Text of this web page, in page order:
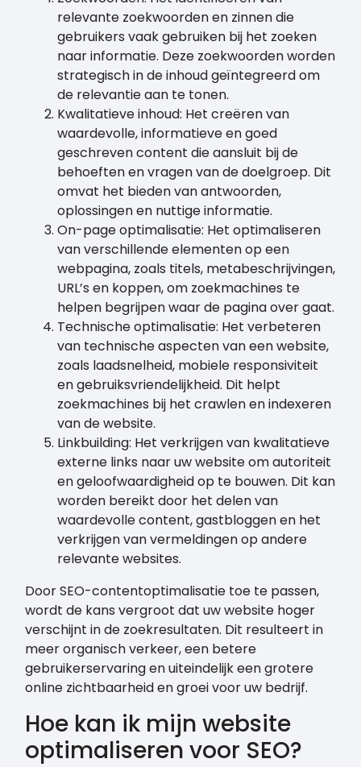
relevante zoekwoorden en zinnen die
gebruikers vaak gebruiken bij het zoeken
naar informatie. Deze zoekwoorden worden
strategisch in de inhoud geïntegreerd om
de relevantie aan te tonen.
Kwalitatieve inhoud: Het creëren van
waardevolle, informatieve en goed
geschreven content die aansluit bij de
behoeften en vragen van de doelgroep. Dit
omvat het bieden van antwoorden,
oplossingen en nuttige informatie.
On-page optimalisatie: Het optimaliseren
van verschillende elementen op een
webpagina, zoals titels, metabeschrijvingen,
URL’s en koppen, om zoekmachines te
helpen begrijpen waar de pagina over gaat.
Technische optimalisatie: Het verbeteren
van technische aspecten van een website,
zoals laadsnelheid, mobiele responsiviteit
en gebruiksvriendelijkheid. Dit helpt
zoekmachines bij het crawlen en indexeren
van de website.
Linkbuilding: Het verkrijgen van kwalitatieve
externe links naar uw website om autoriteit
en geloofwaardigheid op te bouwen. Dit kan
worden bereikt door het delen van
waardevolle content, gastbloggen en het
verkrijgen van vermeldingen op andere
relevante websites.
Door SEO-contentoptimalisatie toe te passen,
wordt de kans vergroot dat uw website hoger
verschijnt in de zoekresultaten. Dit resulteert in
meer organisch verkeer, een betere
gebruikerservaring en uiteindelijk een grotere
online zichtbaarheid en groei voor uw bedrijf.
Hoe kan ik mijn website
optimaliseren voor SEO?